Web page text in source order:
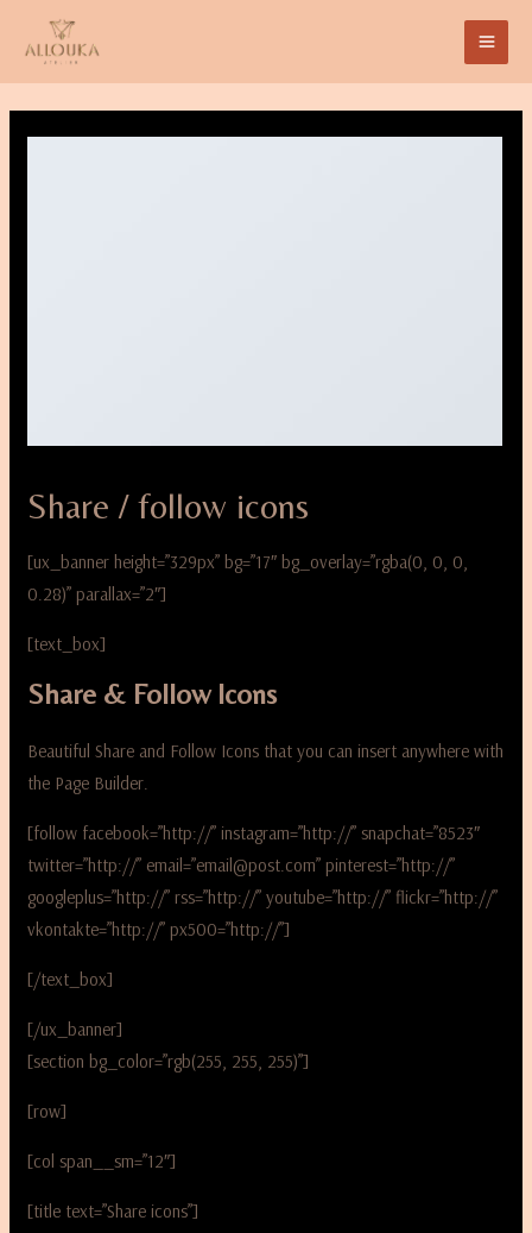
Share / follow icons
[ux_banner height=”329px” bg=”17″ bg_overlay=”rgba(0, 0, 0,
0.28)” parallax=”2″]
[text_box]
Share & Follow Icons
Beautiful Share and Follow Icons that you can insert anywhere with
the Page Builder.
[follow facebook=”http://” instagram=”http://” snapchat=”8523″
twitter=”http://” email=”email@post.com” pinterest=”http://”
googleplus=”http://” rss=”http://” youtube=”http://” flickr=”http://”
vkontakte=”http://” px500=”http://”]
[/text_box]
[/ux_banner]
[section bg_color=”rgb(255, 255, 255)”]
[row]
[col span__sm=”12″]
[title text=”Share icons”]